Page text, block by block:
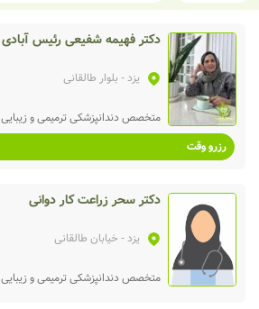
دکتر فهیمه شفیعی رئیس آبادی
یزد- بلوار طالقانی
متخصص دندانپزشکی ترمیمی و زیبایی
رزرو وقت
دکتر سحر زراعت کار دوانی
یزد- خیابان طالقانی
متخصص دندانپزشکی ترمیمی و زیبایی